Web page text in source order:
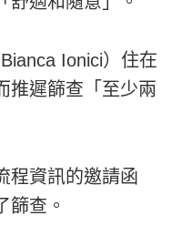
Ionici）住在
推遲篩查「至少兩
程資訊的邀請函
篩查。